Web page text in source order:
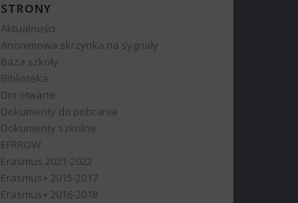
STRONY
Aktualności
Anonimowa skrzynka na sygnały
Baza szkoły
Biblioteka
Dni otwarte
Dokumenty do pobrania
Dokumenty szkolne
EFRROW
Erasmus 2021-2022
Erasmus+ 2015-2017
Erasmus+ 2016-2018